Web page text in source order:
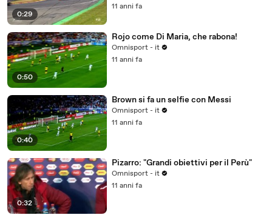
0:29
11 anni fa
0:50
Rojo come Di Maria, che rabona!
Omnisport - it
11 anni fa
0:40
Brown si fa un selfie con Messi
Omnisport - it
11 anni fa
0:32
Pizarro: "Grandi obiettivi per il Perù"
Omnisport - it
11 anni fa